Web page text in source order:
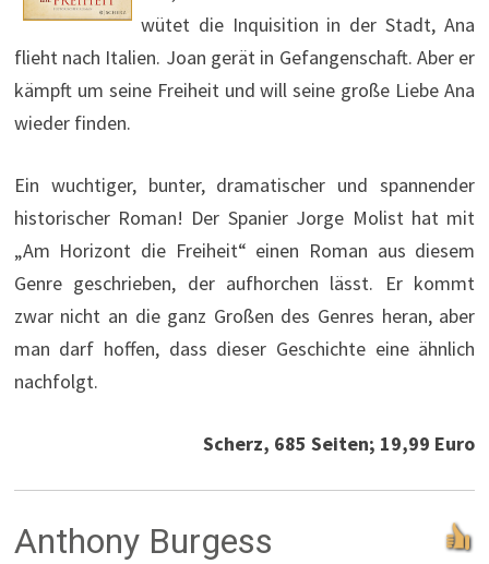
wütet die Inquisition in der Stadt, Ana
flieht nach Italien. Joan gerät in Gefangenschaft. Aber er
kämpft um seine Freiheit und will seine große Liebe Ana
wieder finden.
Ein wuchtiger, bunter, dramatischer und spannender
historischer Roman! Der Spanier Jorge Molist hat mit
„Am Horizont die Freiheit“ einen Roman aus diesem
Genre geschrieben, der aufhorchen lässt. Er kommt
zwar nicht an die ganz Großen des Genres heran, aber
man darf hoffen, dass dieser Geschichte eine ähnlich
nachfolgt.
Scherz, 685 Seiten; 19,99 Euro
Anthony Burgess